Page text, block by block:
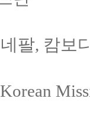
팔, 캄보